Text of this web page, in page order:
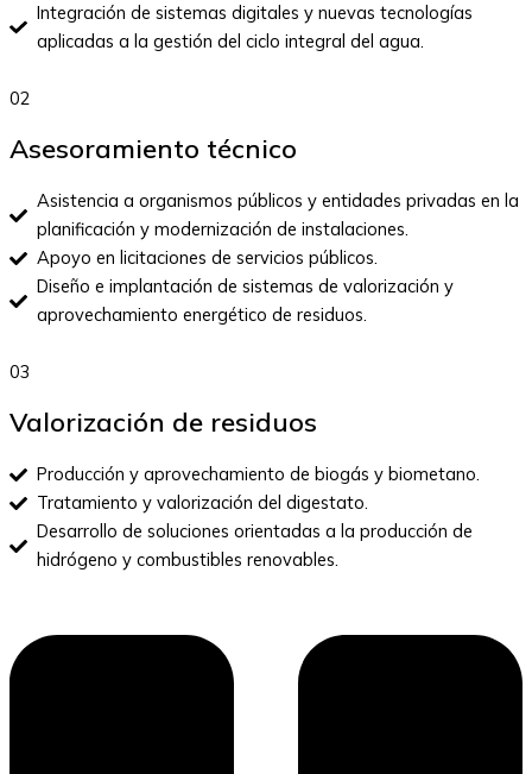
Integración de sistemas digitales y nuevas tecnologías
aplicadas a la gestión del ciclo integral del agua.
02
Asesoramiento técnico
Asistencia a organismos públicos y entidades privadas en la
planificación y modernización de instalaciones.
Apoyo en licitaciones de servicios públicos.
Diseño e implantación de sistemas de valorización y
aprovechamiento energético de residuos.
03
Valorización de residuos
Producción y aprovechamiento de biogás y biometano.
Tratamiento y valorización del digestato.
Desarrollo de soluciones orientadas a la producción de
hidrógeno y combustibles renovables.